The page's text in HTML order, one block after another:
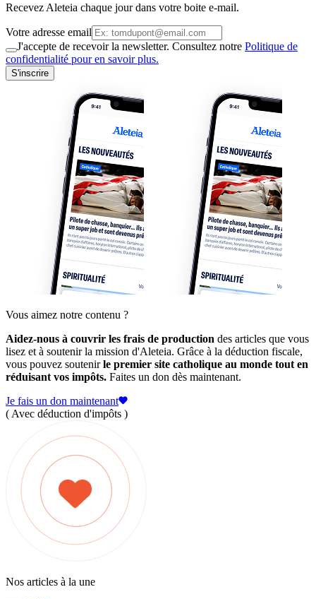
Recevez Aleteia chaque jour dans votre boite e-mail.
Votre adresse email
J'accepte de recevoir la newsletter. Consultez notre Politique de
confidentialité pour en savoir plus.
S'inscrire
Vous aimez notre contenu ?
Aidez-nous à couvrir les frais de production des articles que vous
lisez et à soutenir la mission d'Aleteia. Grâce à la déduction fiscale,
vous pouvez soutenirle premier site catholique au monde tout en
réduisant vos impôts. Faites un don dès maintenant.
Je fais un don maintenant
( Avec déduction d'impôts )
Nos articles à la une